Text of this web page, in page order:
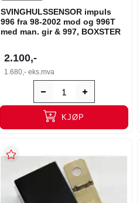
SVINGHULSSENSOR impuls
996 fra 98-2002 mod og 996T
med man. gir & 997, BOXSTER
2.100,-
1.680,- eks.mva
KJØP